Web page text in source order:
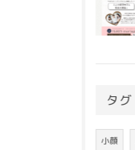
タグ
小顔